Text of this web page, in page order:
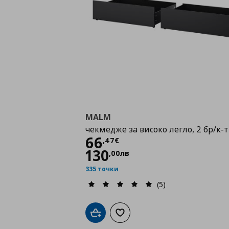
MALM
чекмедже за високо легло, 2 бр/к-т
66,47€
Цена
130,00лв
335 точки
(5)
Добави в кошницата
Добави към списъка с любими